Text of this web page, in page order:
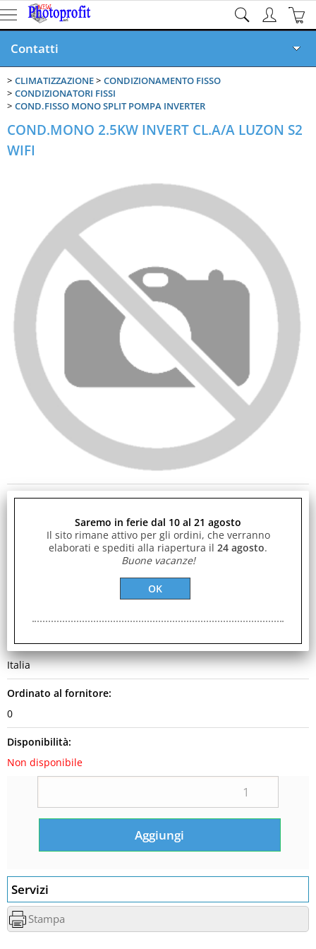
Home page
Contatti
CLIMATIZZAZIONE
CONDIZIONAMENTO FISSO
CONDIZIONATORI FISSI
COND.FISSO MONO SPLIT POMPA INVERTER
COND.MONO 2.5KW INVERT CL.A/A LUZON S2
WIFI
Marca:
Modello:
Garanzia:
Italia
Ordinato al fornitore:
0
Disponibilità:
Non disponibile
Servizi
Stampa
Saremo in ferie dal 10 al 21 agosto
Il sito rimane attivo per gli ordini, che verranno
elaborati e spediti alla riapertura il 24 agosto.
Buone vacanze!